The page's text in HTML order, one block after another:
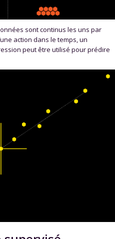
sont continus les uns par
action dans le temps, un
peut être utilisé pour prédire